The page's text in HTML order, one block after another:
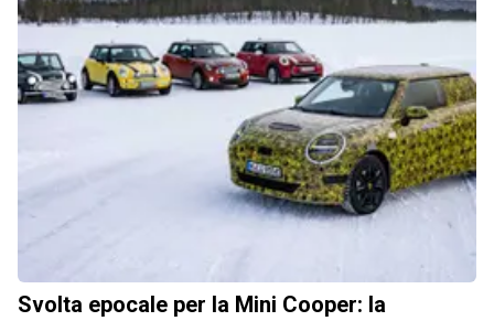
Svolta epocale per la Mini Cooper: la